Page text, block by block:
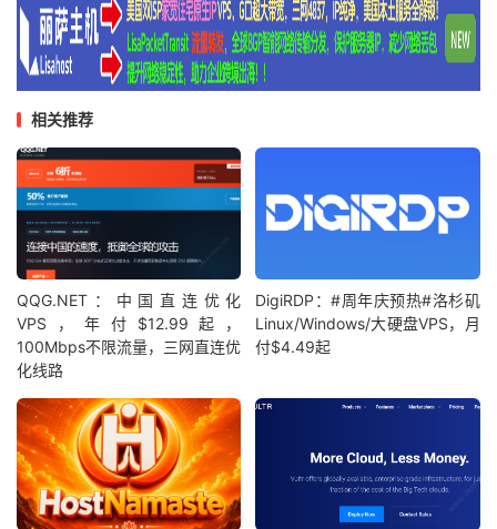
相关推荐
QQG.NET：中国直连优化
VPS，年付$12.99起，
100Mbps不限流量，三网直连优
化线路
DigiRDP：#周年庆预热#洛杉矶
Linux/Windows/大硬盘VPS，月
付$4.49起